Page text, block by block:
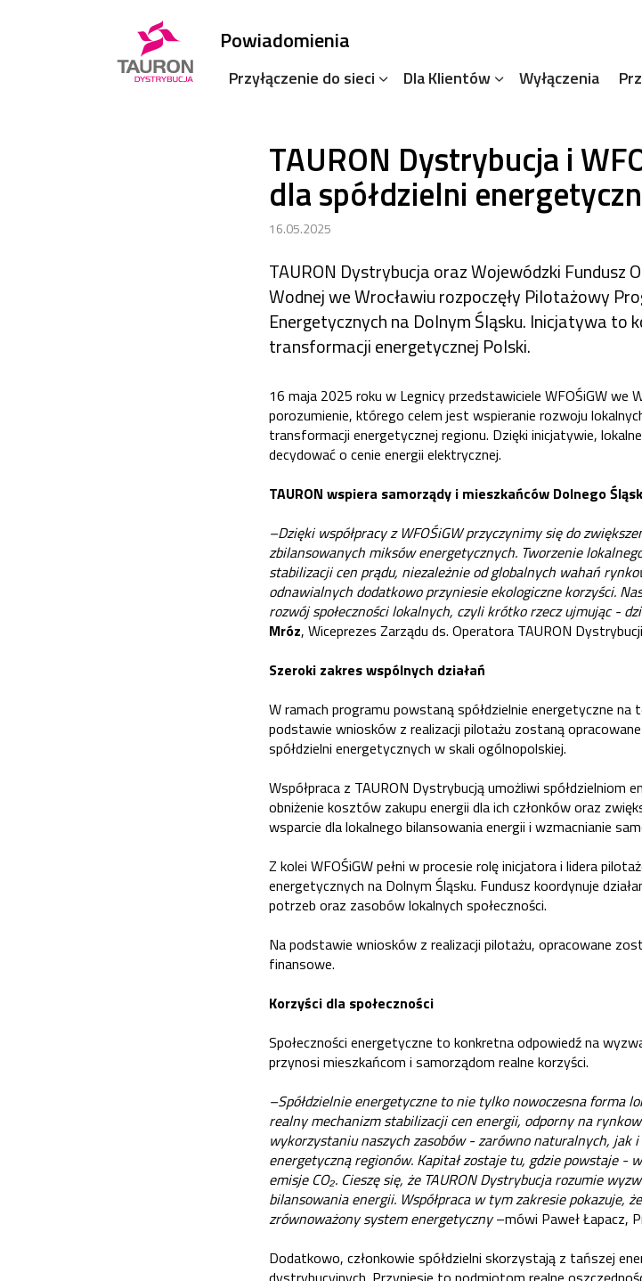
Powiadomienia
Przyłączenie do sieci Dla Klientów Wyłączenia
TAURON Dystrybucja i
dla spółdzielni
16.05.2025
TAURON Dystrybucja oraz Wojewódzki Fundusz
Wodnej we Wrocławiu rozpoczęły Pilotażowy
Energetycznych na Dolnym Śląsku. Inicjatywa to
transformacji energetycznej Polski.
16 maja 2025 roku w Legnicy przedstawiciele WFOŚiGW we
porozumienie, którego celem jest wspieranie rozwoju
transformacji energetycznej regionu. Dzięki inicjatywie,
decydować o cenie energii elektrycznej.
TAURON wspiera samorządy i mieszkańców Dolnego
–Dzięki współpracy z WFOŚiGW przyczynimy się do
zbilansowanych miksów energetycznych. Tworzenie
stabilizacji cen prądu, niezależnie od globalnych wahań
odnawialnych dodatkowo przyniesie ekologiczne korzyści.
rozwój społeczności lokalnych, czyli krótko rzecz ujmując -
Mróz, Wiceprezes Zarządu ds. Operatora TAURON
Szeroki zakres wspólnych działań
W ramach programu powstaną spółdzielnie energetyczne
podstawie wniosków z realizacji pilotażu zostaną
spółdzielni energetycznych w skali ogólnopolskiej.
Współpraca z TAURON Dystrybucją umożliwi
obniżenie kosztów zakupu energii dla ich członków oraz
wsparcie dla lokalnego bilansowania energii i wzmacnianie
Z kolei WFOŚiGW pełni w procesie rolę inicjatora i lidera
energetycznych na Dolnym Śląsku. Fundusz koordynuje
potrzeb oraz zasobów lokalnych społeczności.
Na podstawie wniosków z realizacji pilotażu, opracowane
finansowe.
Korzyści dla społeczności
Społeczności energetyczne to konkretna odpowiedź na
przynosi mieszkańcom i samorządom realne korzyści.
–Spółdzielnie energetyczne to nie tylko nowoczesna forma
realny mechanizm stabilizacji cen energii, odporny na
wykorzystaniu naszych zasobów - zarówno naturalnych,
energetyczną regionów. Kapitał zostaje tu, gdzie powstaje -
emisje CO₂. Cieszę się, że TAURON Dystrybucja rozumie
bilansowania energii. Współpraca w tym zakresie pokazuje,
zrównoważony system energetyczny–mówi Paweł Łapacz,
Dodatkowo, członkowie spółdzielni skorzystają z tańszej